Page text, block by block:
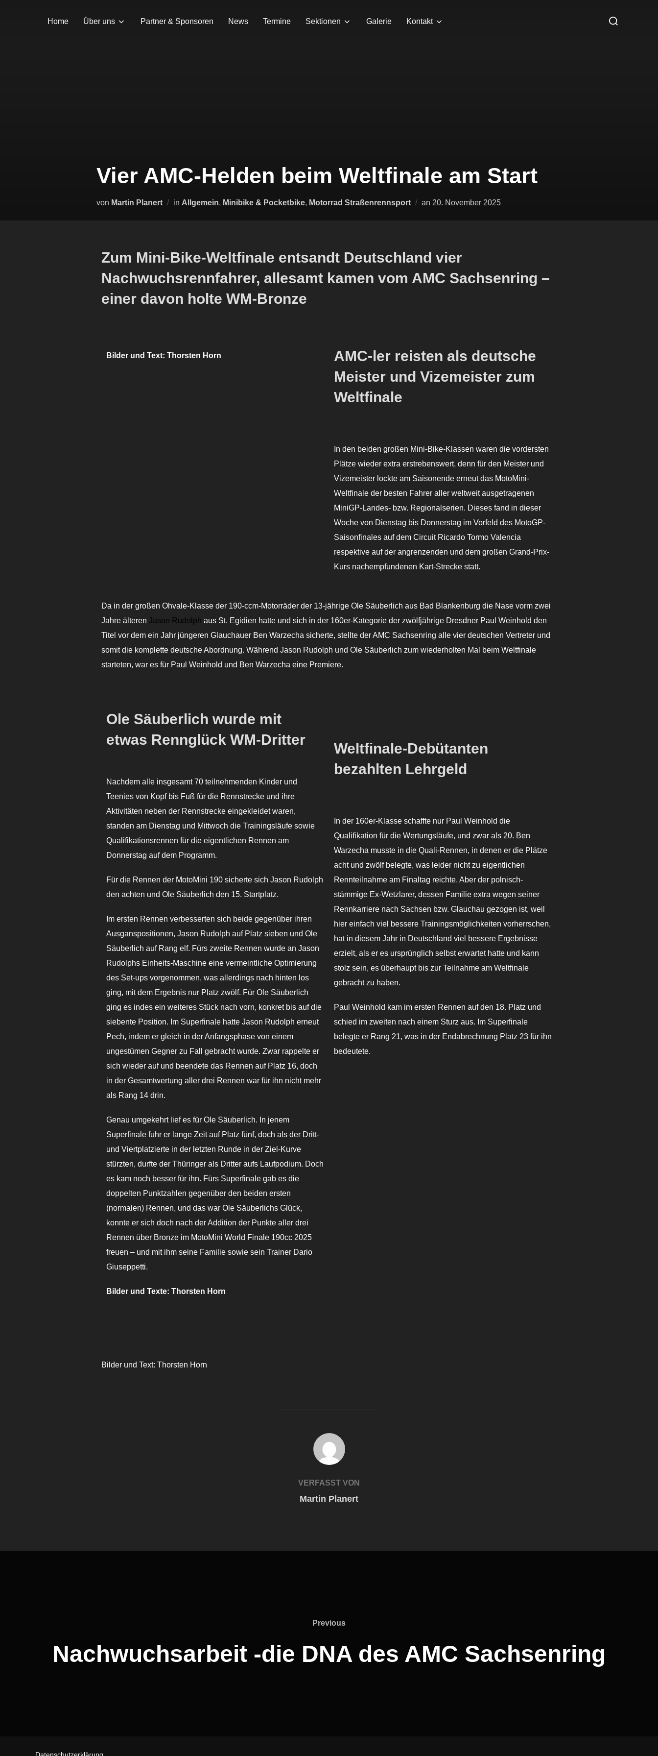
Home Über uns Partner & Sponsoren News Termine Sektionen Galerie Kontakt
Vier AMC-Helden beim Weltfinale am Start
von Martin Planert in Allgemein, Minibike & Pocketbike, Motorrad Straßenrennsport an 20. November 2025
Zum Mini-Bike-Weltfinale entsandt Deutschland vier
Nachwuchsrennfahrer, allesamt kamen vom AMC Sachsenring –
einer davon holte WM-Bronze
Bilder und Text: Thorsten Horn
AMC-ler reisten als deutsche
Meister und Vizemeister zum
Weltfinale
In den beiden großen Mini-Bike-Klassen waren die vordersten
Plätze wieder extra erstrebenswert, denn für den Meister und
Vizemeister lockte am Saisonende erneut das MotoMini-
Weltfinale der besten Fahrer aller weltweit ausgetragenen
MiniGP-Landes- bzw. Regionalserien. Dieses fand in dieser
Woche von Dienstag bis Donnerstag im Vorfeld des MotoGP-
Saisonfinales auf dem Circuit Ricardo Tormo Valencia
respektive auf der angrenzenden und dem großen Grand-Prix-
Kurs nachempfundenen Kart-Strecke statt.
Da in der großen Ohvale-Klasse der 190-ccm-Motorräder der 13-jährige Ole Säuberlich aus Bad Blankenburg die Nase vorm zwei
Jahre älteren Jason Rudolph aus St. Egidien hatte und sich in der 160er-Kategorie der zwölfjährige Dresdner Paul Weinhold den
Titel vor dem ein Jahr jüngeren Glauchauer Ben Warzecha sicherte, stellte der AMC Sachsenring alle vier deutschen Vertreter und
somit die komplette deutsche Abordnung. Während Jason Rudolph und Ole Säuberlich zum wiederholten Mal beim Weltfinale
starteten, war es für Paul Weinhold und Ben Warzecha eine Premiere.
Ole Säuberlich wurde mit
etwas Rennglück WM-Dritter
Nachdem alle insgesamt 70 teilnehmenden Kinder und
Teenies von Kopf bis Fuß für die Rennstrecke und ihre
Aktivitäten neben der Rennstrecke eingekleidet waren,
standen am Dienstag und Mittwoch die Trainingsläufe sowie
Qualifikationsrennen für die eigentlichen Rennen am
Donnerstag auf dem Programm.
Für die Rennen der MotoMini 190 sicherte sich Jason Rudolph
den achten und Ole Säuberlich den 15. Startplatz.
Im ersten Rennen verbesserten sich beide gegenüber ihren
Ausganspositionen, Jason Rudolph auf Platz sieben und Ole
Säuberlich auf Rang elf. Fürs zweite Rennen wurde an Jason
Rudolphs Einheits-Maschine eine vermeintliche Optimierung
des Set-ups vorgenommen, was allerdings nach hinten los
ging, mit dem Ergebnis nur Platz zwölf. Für Ole Säuberlich
ging es indes ein weiteres Stück nach vorn, konkret bis auf die
siebente Position. Im Superfinale hatte Jason Rudolph erneut
Pech, indem er gleich in der Anfangsphase von einem
ungestümen Gegner zu Fall gebracht wurde. Zwar rappelte er
sich wieder auf und beendete das Rennen auf Platz 16, doch
in der Gesamtwertung aller drei Rennen war für ihn nicht mehr
als Rang 14 drin.
Genau umgekehrt lief es für Ole Säuberlich. In jenem
Superfinale fuhr er lange Zeit auf Platz fünf, doch als der Dritt-
und Viertplatzierte in der letzten Runde in der Ziel-Kurve
stürzten, durfte der Thüringer als Dritter aufs Laufpodium. Doch
es kam noch besser für ihn. Fürs Superfinale gab es die
doppelten Punktzahlen gegenüber den beiden ersten
(normalen) Rennen, und das war Ole Säuberlichs Glück,
konnte er sich doch nach der Addition der Punkte aller drei
Rennen über Bronze im MotoMini World Finale 190cc 2025
freuen – und mit ihm seine Familie sowie sein Trainer Dario
Giuseppetti.
Bilder und Texte: Thorsten Horn
Weltfinale-Debütanten
bezahlten Lehrgeld
In der 160er-Klasse schaffte nur Paul Weinhold die
Qualifikation für die Wertungsläufe, und zwar als 20. Ben
Warzecha musste in die Quali-Rennen, in denen er die Plätze
acht und zwölf belegte, was leider nicht zu eigentlichen
Rennteilnahme am Finaltag reichte. Aber der polnisch-
stämmige Ex-Wetzlarer, dessen Familie extra wegen seiner
Rennkarriere nach Sachsen bzw. Glauchau gezogen ist, weil
hier einfach viel bessere Trainingsmöglichkeiten vorherrschen,
hat in diesem Jahr in Deutschland viel bessere Ergebnisse
erzielt, als er es ursprünglich selbst erwartet hatte und kann
stolz sein, es überhaupt bis zur Teilnahme am Weltfinale
gebracht zu haben.
Paul Weinhold kam im ersten Rennen auf den 18. Platz und
schied im zweiten nach einem Sturz aus. Im Superfinale
belegte er Rang 21, was in der Endabrechnung Platz 23 für ihn
bedeutete.
Bilder und Text: Thorsten Horn
BEITRAGSAUTOR
VERFASST VON
Martin Planert
Previous
Nachwuchsarbeit -die DNA des AMC Sachsenring